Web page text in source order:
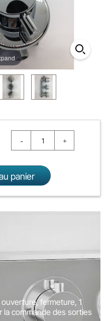
panier
fermeture, 1
la commande des sorties